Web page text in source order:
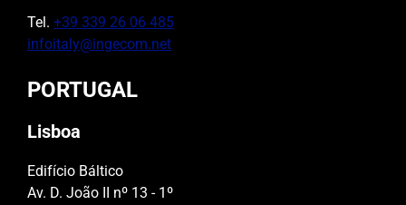
Tel. +39 339 26 06 485
infoitaly@ingecom.net
PORTUGAL
Lisboa
Edifício Báltico
Av. D. João II nº 13 - 1º